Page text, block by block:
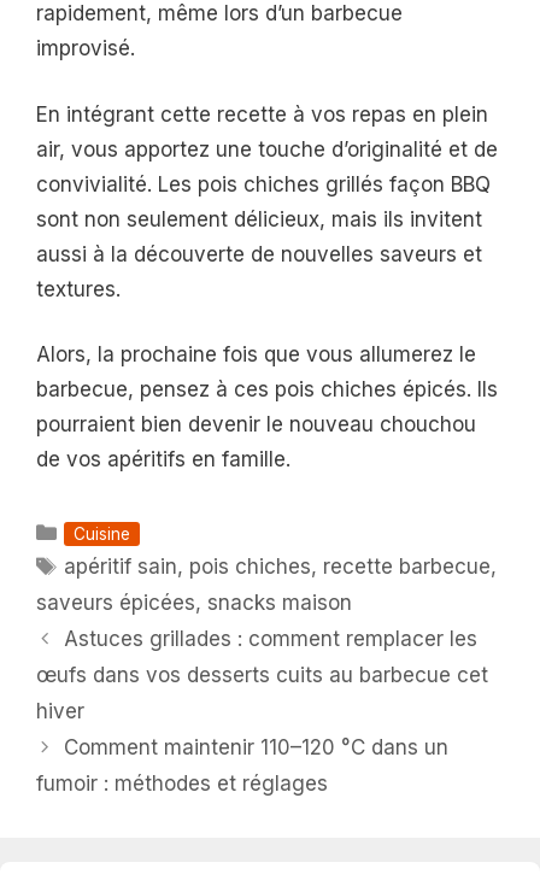
rapidement, même lors d’un barbecue
improvisé.
En intégrant cette recette à vos repas en plein
air, vous apportez une touche d’originalité et de
convivialité. Les pois chiches grillés façon BBQ
sont non seulement délicieux, mais ils invitent
aussi à la découverte de nouvelles saveurs et
textures.
Alors, la prochaine fois que vous allumerez le
barbecue, pensez à ces pois chiches épicés. Ils
pourraient bien devenir le nouveau chouchou
de vos apéritifs en famille.
Catégories
Cuisine
Étiquettes
apéritif sain, pois chiches, recette barbecue,
saveurs épicées, snacks maison
Astuces grillades : comment remplacer les
œufs dans vos desserts cuits au barbecue cet
hiver
Comment maintenir 110–120 °C dans un
fumoir : méthodes et réglages